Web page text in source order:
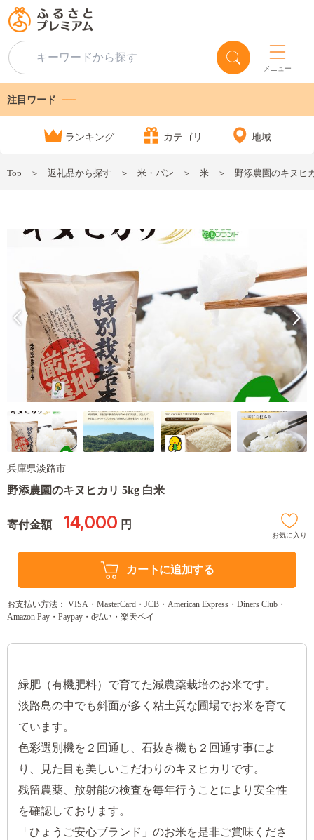
メニュー
注目ワード
ランキング カテゴリ 地域
Top 返礼品から探す 米・パン 米 野添農園のキヌヒ
兵庫県淡路市
野添農園のキヌヒカリ 5kg 白米
寄付金額 14,000 円
お気に入り
カートに追加する
お支払い方法： VISA・MasterCard・JCB・American Express・Diners Club・
Amazon Pay・Paypay・d払い・楽天ペイ
緑肥（有機肥料）で育てた減農薬栽培のお米です。
淡路島の中でも斜面が多く粘土質な圃場でお米を育て
ています。
色彩選別機を２回通し、石抜き機も２回通す事によ
り、見た目も美しいこだわりのキヌヒカリです。
残留農薬、放射能の検査を毎年行うことにより安全性
を確認しております。
「ひょうご安心ブランド」のお米を是非ご賞味くださ